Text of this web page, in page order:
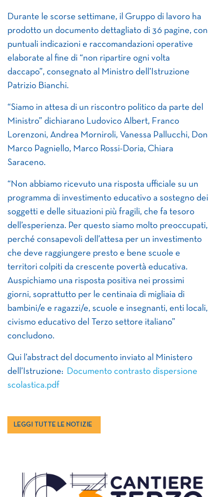
Durante le scorse settimane, il Gruppo di lavoro ha
prodotto un documento dettagliato di 36 pagine, con
puntuali indicazioni e raccomandazioni operative
elaborate al fine di “non ripartire ogni volta
daccapo”, consegnato al Ministro dell’Istruzione
Patrizio Bianchi.
“Siamo in attesa di un riscontro politico da parte del
Ministro” dichiarano Ludovico Albert, Franco
Lorenzoni, Andrea Morniroli, Vanessa Pallucchi, Don
Marco Pagniello, Marco Rossi-Doria, Chiara
Saraceno.
“Non abbiamo ricevuto una risposta ufficiale su un
programma di investimento educativo a sostegno dei
soggetti e delle situazioni più fragili, che fa tesoro
dell’esperienza. Per questo siamo molto preoccupati,
perché consapevoli dell’attesa per un investimento
che deve raggiungere presto e bene scuole e
territori colpiti da crescente povertà educativa.
Auspichiamo una risposta positiva nei prossimi
giorni, soprattutto per le centinaia di migliaia di
bambini/e e ragazzi/e, scuole e insegnanti, enti locali,
civismo educativo del Terzo settore italiano”
concludono.
Qui l’abstract del documento inviato al Ministero
dell’Istruzione:
Documento contrasto dispersione
scolastica.pdf
LEGGI TUTTE LE NOTIZIE